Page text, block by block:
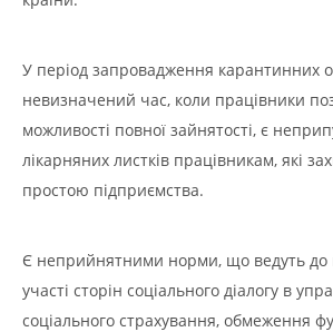
У період запровадження карантинних
невизначений час, коли працівники
можливості повної зайнятості, є
лікарняних листків працівникам, які
простою підприємства.
Є неприйнятними норми, що ведуть до
участі сторін соціального діалогу в
соціального страхування, обмеження